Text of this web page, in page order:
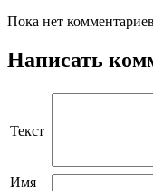
Пока нет комментариев
Написать
Текст
Имя